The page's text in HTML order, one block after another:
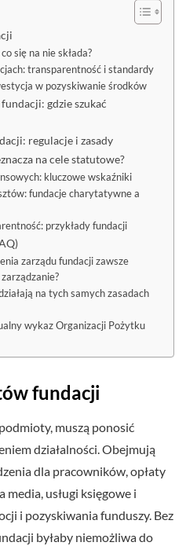
się na nie składa?
transparentność i standardy
w pozyskiwanie środków
gdzie szukać
regulacje i zasady
na cele statutowe?
kluczowe wskaźniki
fundacje charytatywne a
przykłady fundacji
zarządu fundacji zawsze
na tych samych zasadach
wykaz Organizacji Pożytku
fundacji
muszą ponosić
działalności. Obejmują
dla pracowników, opłaty
media, usługi księgowe i
i pozyskiwania funduszy. Bez
byłaby niemożliwa do